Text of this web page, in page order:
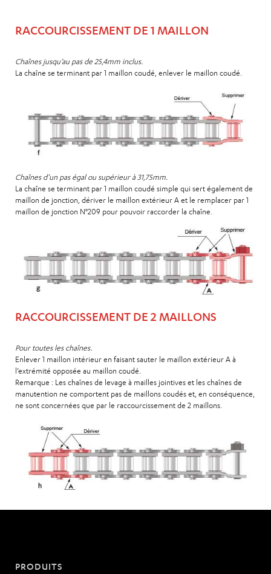
RACCOURCISSEMENT DE 1 MAILLON
Chaînes jusqu’au pas de 25,4mm inclus.
La chaîne se terminant par 1 maillon coudé, enlever le maillon coudé.
Chaînes d’un pas égal ou supérieur à 31,75mm.
La chaîne se terminant par 1 maillon coudé simple qui sert également de
maillon de jonction, dériver le maillon extérieur A et le remplacer par 1
maillon de jonction N°209 pour pouvoir raccorder la chaîne.
RACCOURCISSEMENT DE 2 MAILLONS
Pour toutes les chaînes.
Enlever 1 maillon intérieur en faisant sauter le maillon extérieur A à
l’extrémité opposée au maillon coudé.
Remarque : Les chaînes de levage à mailles jointives et les chaînes de
manutention ne comportent pas de maillons coudés et, en conséquence,
ne sont concernées que par le raccourcissement de 2 maillons.
PRODUITS